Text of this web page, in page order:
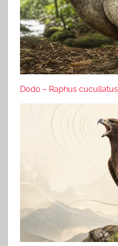
Dodo – Raphus cucullatus